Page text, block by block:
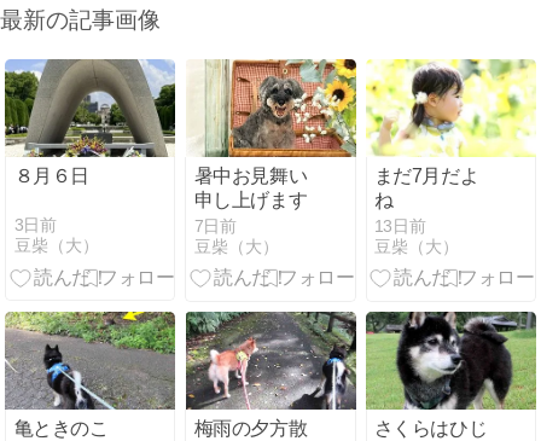
最新の記事画像
８月６日
3日前
豆柴（大）
暑中お見舞い
申し上げます
7日前
豆柴（大）
まだ7月だよ
ね
13日前
豆柴（大）
亀ときのこ
梅雨の夕方散
さくらはひじ